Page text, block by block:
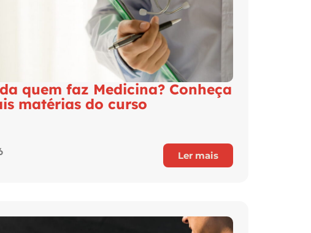
quem faz Medicina? Conheça
matérias do curso
Ler mais